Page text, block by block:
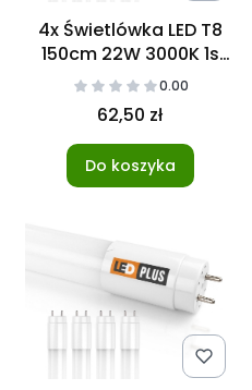
4x Świetlówka LED T8
150cm 22W 3000K 1s
NANO 0.00
62,50 zł
Do koszyka